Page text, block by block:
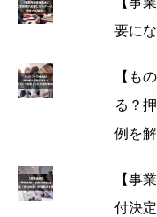
要に
【も
る？
例を解
【事
付決